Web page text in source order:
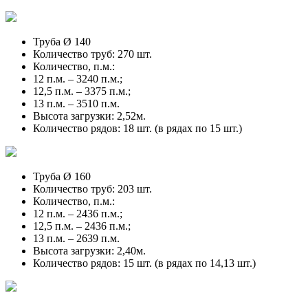
Труба Ø 140
Количество труб: 270 шт.
Количество, п.м.:
12 п.м. – 3240 п.м.;
12,5 п.м. – 3375 п.м.;
13 п.м. – 3510 п.м.
Высота загрузки: 2,52м.
Количество рядов: 18 шт. (в рядах по 15 шт.)
Труба Ø 160
Количество труб: 203 шт.
Количество, п.м.:
12 п.м. – 2436 п.м.;
12,5 п.м. – 2436 п.м.;
13 п.м. – 2639 п.м.
Высота загрузки: 2,40м.
Количество рядов: 15 шт. (в рядах по 14,13 шт.)